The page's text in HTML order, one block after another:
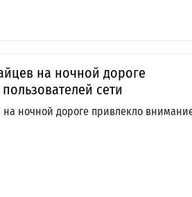
на ночной дороге
сети
на ночной дороге привлекло